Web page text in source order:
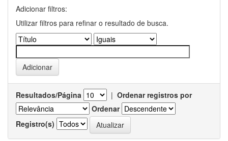
Adicionar filtros:
Utilizar filtros para refinar o resultado de busca.
Resultados/Página | Ordenar registros por
Ordenar
Registro(s)